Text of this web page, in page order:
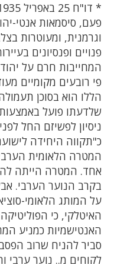
פעם, סיסמאות אנטי-
וגרמנית, ומעוטרות
פנויים ופנסיונים
המחייבות חרם על
פי רובעים מקומיים
הללו הוא בסוכן
שלדעתו פועל
ניסיון לפשיזם החל
כ"תקווה היחידה
המטרה הלאומית
אחד. המטרה הייתה
בקרב הנוער הערבי.
על המותג הלאומי-
האיטלקי, כי
האנטישמיות כמניע
סביר להניח שרוב
לקוחים מ.. נוער ערבי